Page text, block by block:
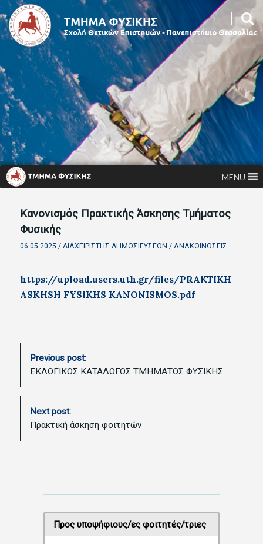
MENU
Κανονισμός Πρακτικής Άσκησης Τμήματος
Φυσικής
06.05.2025 / ΔΙΑΧΕΙΡΙΣΤΉΣ ΔΗΜΟΣΙΕΎΣΕΩΝ / ΑΝΑΚΟΙΝΏΣΕΙΣ
https://upload.users.uth.gr/files/PRAKTIKH
ASKHSH FYSIKHS KANONISMOS.pdf
t
i
Previous post:
ΕΚΛΟΓΙΚΟΣ ΚΑΤΑΛΟΓΟΣ ΤΜΗΜΑΤΟΣ ΦΥΣΙΚΗΣ
Next post:
Πρακτική άσκηση φοιτητών
Προς υποψήφιους/ες φοιτητές/τριες